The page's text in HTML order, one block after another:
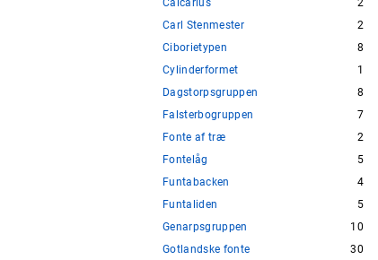
Calcarius
2
Carl Stenmester
2
Ciborietypen
8
Cylinderformet
1
Dagstorpsgruppen
8
Falsterbogruppen
7
Fonte af træ
2
Fontelåg
5
Funtabacken
4
Funtaliden
5
Genarpsgruppen
10
Gotlandske fonte
30